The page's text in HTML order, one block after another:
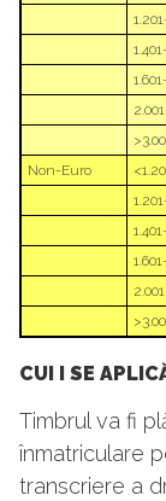
Non-Euro
CUI I SE
Timbrul va fi
înmatriculare
transcriere a